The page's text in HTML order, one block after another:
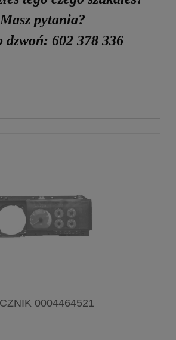
Masz pytania?
dzwoń: 602 378 336
0004464521